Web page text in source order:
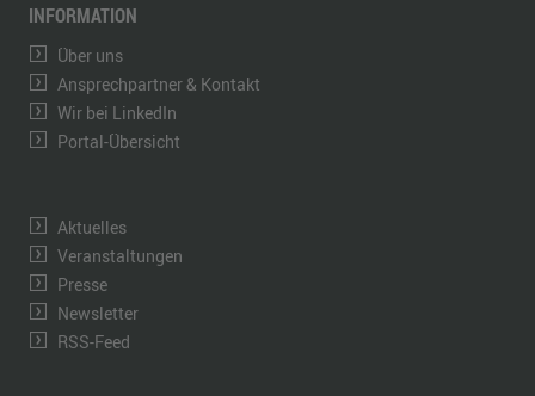
INFORMATION
Über uns
Ansprechpartner & Kontakt
Wir bei LinkedIn
Portal-Übersicht
Aktuelles
Veranstaltungen
Presse
Newsletter
RSS-Feed